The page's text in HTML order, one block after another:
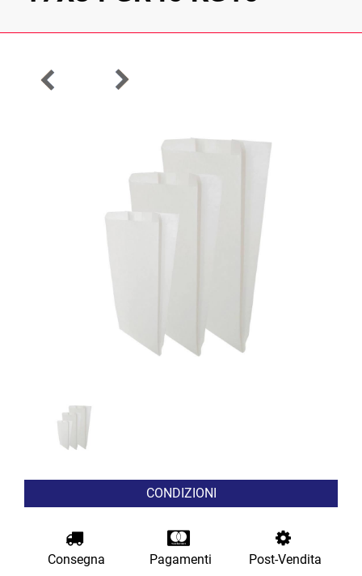
CONDIZIONI
Consegna Pagamenti
Post-Vendita